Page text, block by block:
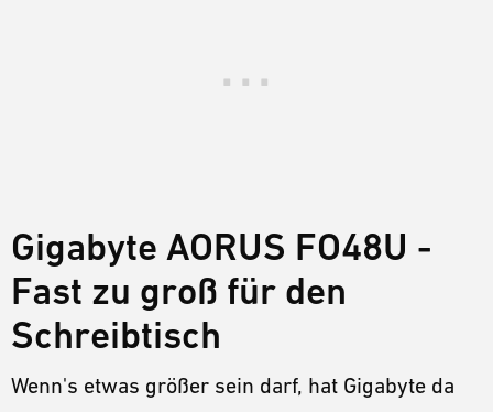
Gigabyte AORUS FO48U -
Fast zu groß für den
Schreibtisch
Wenn's etwas größer sein darf, hat Gigabyte da